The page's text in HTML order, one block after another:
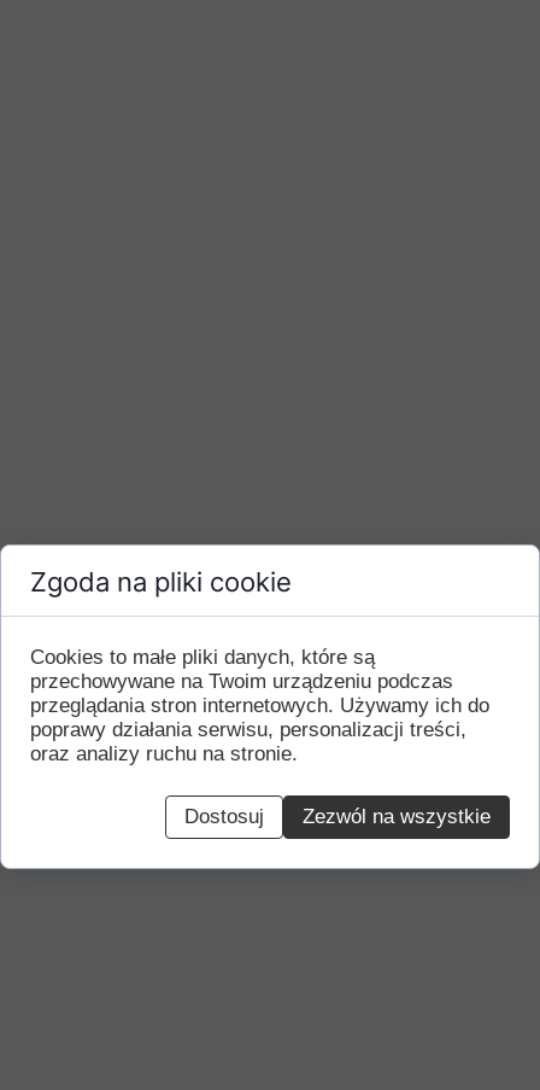
Zgoda na pliki cookie
Cookies to małe pliki danych, które są
przechowywane na Twoim urządzeniu podczas
przeglądania stron internetowych. Używamy ich do
poprawy działania serwisu, personalizacji treści,
oraz analizy ruchu na stronie.
Dostosuj Zezwól na wszystkie